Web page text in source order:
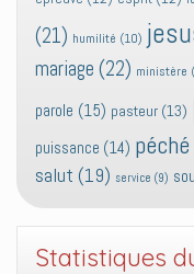
(21) humilité (10)
mariage (22) ministère
parole (15) pasteur (13)
puissance (14) péché
salut (19) service (9)
Statistiques